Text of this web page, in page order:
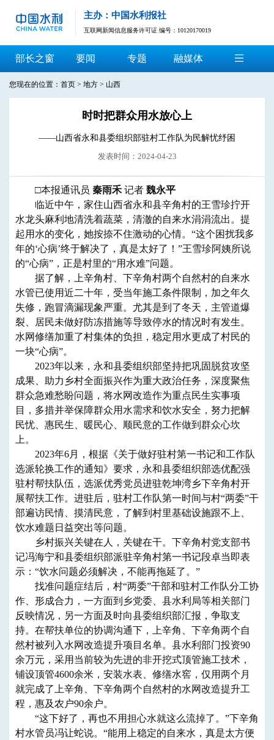
主办：中国水利报社
互联网新闻信息服务许可证 编号：10120170019
部长之窗 要闻 专题 融媒体
您现在的位置： 首页 > 地方 > 山西
时时把群众用水放心上
——山西省永和县委组织部驻村工作队为民解忧纾困
发表时间：2024-04-23
□本报通讯员 秦雨禾记者 魏永平
临近中午，家住山西省永和县辛角村的王雪珍拧开
水龙头麻利地清洗着蔬菜，清澈的自来水涓涓流出。提
起用水的变化，她按捺不住激动的心情。“这个困扰我多
年的‘心病’终于解决了，真是太好了！”王雪珍阿姨所说
的“心病”，正是村里的“用水难”问题。
据了解，上辛角村、下辛角村两个自然村的自来水
水管已使用近二十年，受当年施工条件限制，加之年久
失修，跑冒滴漏现象严重。尤其是到了冬天，主管道爆
裂、居民未做好防冻措施等导致停水的情况时有发生。
水网修缮加重了村集体的负担，稳定用水更成了村民的
一块“心病”。
2023年以来，永和县委组织部坚持把巩固脱贫攻坚
成果、助力乡村全面振兴作为重大政治任务，深度聚焦
群众急难愁盼问题，将水网改造作为重点民生实事项
目，多措并举保障群众用水需求和饮水安全，努力把解
民忧、惠民生、暖民心、顺民意的工作做到群众心坎
上。
2023年6月，根据《关于做好驻村第一书记和工作队
选派轮换工作的通知》要求，永和县委组织部选优配强
驻村帮扶队伍，选派优秀党员进驻乾坤湾乡下辛角村开
展帮扶工作。进驻后，驻村工作队第一时间与村“两委”干
部遍访民情、摸清民意，了解到村里基础设施跟不上、
饮水难题日益突出等问题。
乡村振兴关键在人，关键在干。下辛角村党支部书
记冯海宁和县委组织部派驻辛角村第一书记段卓当即表
示：“饮水问题必须解决，不能再拖延了。”
找准问题症结后，村“两委”干部和驻村工作队分工协
作、形成合力，一方面到乡党委、县水利局等相关部门
反映情况，另一方面及时向县委组织部汇报，争取支
持。在帮扶单位的协调沟通下，上辛角、下辛角两个自
然村被列入水网改造提升项目名单。县水利部门投资90
余万元，采用当前较为先进的非开挖式顶管施工技术，
铺设顶管4600余米，安装水表、修缮水窖，仅用两个月
就完成了上辛角、下辛角两个自然村的水网改造提升工
程，惠及农户90余户。
“这下好了，再也不用担心水就这么流掉了。”下辛角
村水管员冯让蛇说。“能用上稳定的自来水，真是太方便